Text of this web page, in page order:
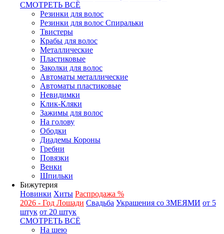
СМОТРЕТЬ ВСЁ
Резинки для волос
Резинки для волос Спиральки
Твистеры
Крабы для волос
Металлические
Пластиковые
Заколки для волос
Автоматы металлические
Автоматы пластиковые
Невидимки
Клик-Кляки
Зажимы для волос
На голову
Ободки
Диадемы Короны
Гребни
Повязки
Венки
Шпильки
Бижутерия
Новинки Хиты Распродажа %
2026 - Год Лошади Свадьба Украшения со ЗМЕЯМИ от 5
штук от 20 штук
СМОТРЕТЬ ВСЁ
На шею